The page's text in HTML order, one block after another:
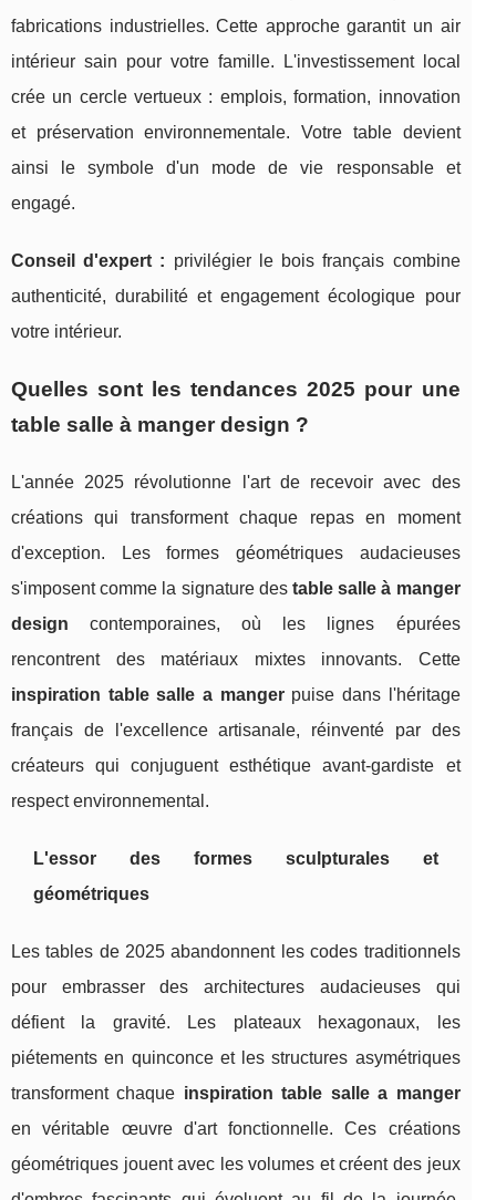
fabrications industrielles. Cette approche garantit un air
intérieur sain pour votre famille. L'investissement local
crée un cercle vertueux : emplois, formation, innovation
et préservation environnementale. Votre table devient
ainsi le symbole d'un mode de vie responsable et
engagé.
Conseil d'expert : privilégier le bois français combine
authenticité, durabilité et engagement écologique pour
votre intérieur.
Quelles sont les tendances 2025 pour une
table salle à manger design ?
L'année 2025 révolutionne l'art de recevoir avec des
créations qui transforment chaque repas en moment
d'exception. Les formes géométriques audacieuses
s'imposent comme la signature des table salle à manger
design contemporaines, où les lignes épurées
rencontrent des matériaux mixtes innovants. Cette
inspiration table salle a mangerpuise dans l'héritage
français de l'excellence artisanale, réinventé par des
créateurs qui conjuguent esthétique avant-gardiste et
respect environnemental.
L'essor des formes sculpturales et
géométriques
Les tables de 2025 abandonnent les codes traditionnels
pour embrasser des architectures audacieuses qui
défient la gravité. Les plateaux hexagonaux, les
piétements en quinconce et les structures asymétriques
transforment chaque inspiration table salle a manger
en véritable œuvre d'art fonctionnelle. Ces créations
géométriques jouent avec les volumes et créent des jeux